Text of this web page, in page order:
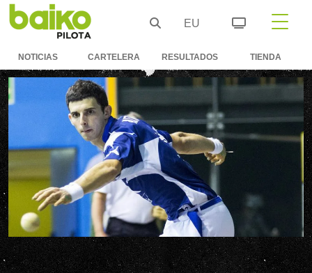
EU
NOTICIAS CARTELERA RESULTADOS TIENDA